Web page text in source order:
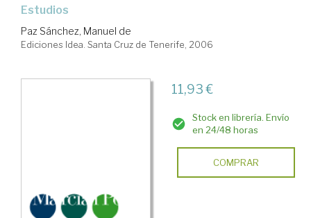
estudios
Paz Sánchez, Manuel de
Ediciones Idea. Santa Cruz de Tenerife, 2006
11,93 €
Stock en librería. Envío
en 24/48 horas
COMPRAR